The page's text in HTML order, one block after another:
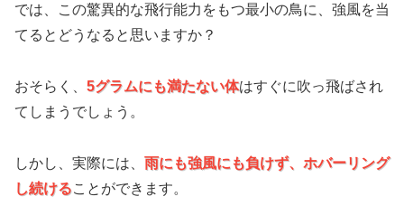
では、この驚異的な飛行能力をもつ最小の鳥に、強風を当
てるとどうなると思いますか？
おそらく、 5グラムにも満たない体はすぐに吹っ飛ばされ
てしまうでしょう。
しかし、実際には、 雨にも強風にも負けず、ホバーリング
し続けることができます。